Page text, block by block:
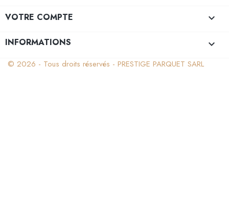
VOTRE COMPTE 
INFORMATIONS keyboard_arrow_down
© 2026 - Tous droits réservés - PRESTIGE PARQUET SARL